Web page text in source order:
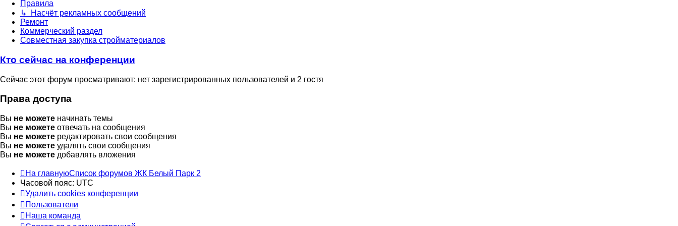
Правила
↳ Насчёт рекламных сообщений
Ремонт
Коммерческий раздел
Совместная закупка стройматериалов
Кто сейчас на конференции
Сейчас этот форум просматривают: нет зарегистрированных пользователей и 2 гостя
Права доступа
Вы не можете начинать темы
Вы не можете отвечать на сообщения
Вы не можете редактировать свои сообщения
Вы не можете удалять свои сообщения
Вы не можете добавлять вложения
На главнуюСписок форумов ЖК Белый Парк 2
Часовой пояс: UTC
Удалить cookies конференции
Пользователи
Наша команда